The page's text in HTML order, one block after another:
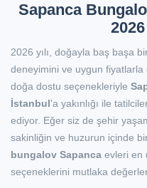
Sapanca
2026 yılı, doğayla baş başa
deneyimini ve uygun fiyatlarla
doğa dostu seçenekleriyle
İstanbul'a yakınlığı ile
ediyor. Eğer siz de şehir
sakinliğin ve huzurun içinde
bungalov Sapanca evleri en
seçeneklerini mutlaka